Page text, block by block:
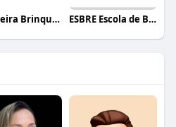
Nogueira Brinquedos ESBRE Escola de Bares e Restaurantes